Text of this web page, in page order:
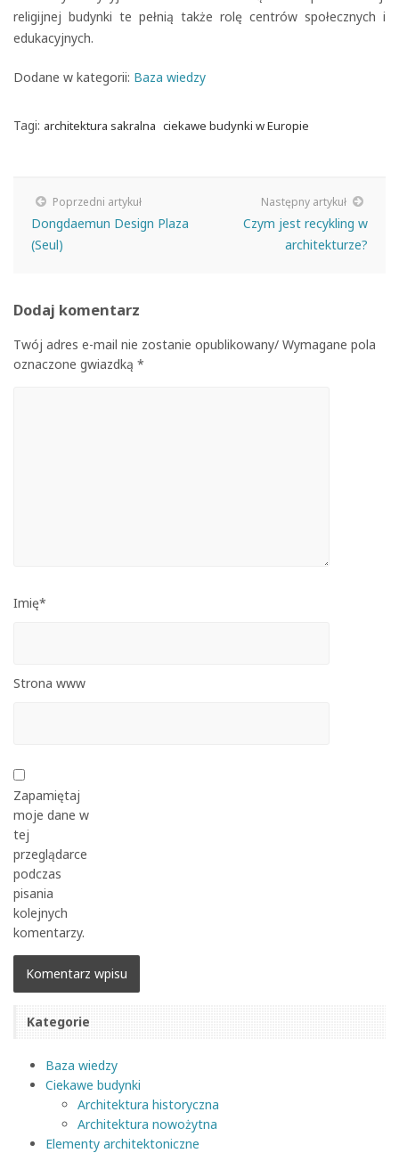
religijnej budynki te pełnią także rolę centrów społecznych i
edukacyjnych.
Dodane w kategorii: Baza wiedzy
Tagi: architektura sakralna ciekawe budynki w Europie
Poprzedni artykuł
Dongdaemun Design Plaza
(Seul)
Następny artykuł
Czym jest recykling w
architekturze?
Dodaj komentarz
Twój adres e-mail nie zostanie opublikowany/ Wymagane pola
oznaczone gwiazdką *
Imię*
Strona www
Zapamiętaj
moje dane w
tej
przeglądarce
podczas
pisania
kolejnych
komentarzy.
Kategorie
Baza wiedzy
Ciekawe budynki
Architektura historyczna
Architektura nowożytna
Elementy architektoniczne